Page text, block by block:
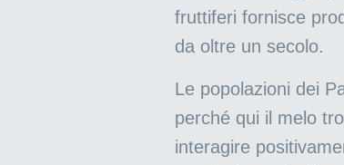
fruttiferi fornisce
da oltre un secolo.
Le popolazioni dei
perché qui il melo
interagire